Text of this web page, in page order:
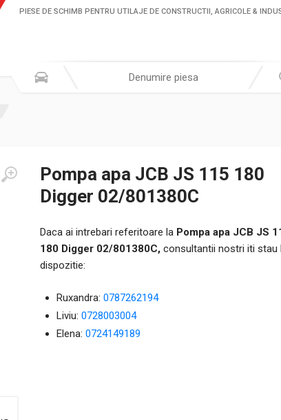
PIESE DE SCHIMB PENTRU UTILAJE DE CONSTRUCTII, AGRICOLE &
Pompa apa JCB JS 115 180
Digger 02/801380C
Daca ai intrebari referitoare la Pompa apa JCB JS
180 Digger 02/801380C, consultantii nostri iti stau
dispozitie:
Ruxandra: 0787262194
Liviu: 0728003004
Elena: 0724149189